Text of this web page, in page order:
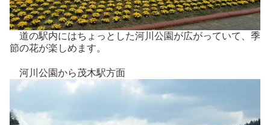
道の駅内にはちょっとした河川公園が広がっていて、季
節の花が楽しめます。
河川公園から茂木駅方面